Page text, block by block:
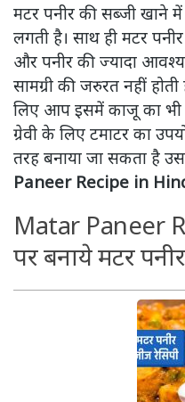
मटर पनीर की सब्जी खाने
लगती है। साथ ही मटर
और पनीर की ज्यादा
सामग्री की जरुरत नहीं
लिए आप इसमें काजू का भी
ग्रेवी के लिए टमाटर का
तरह बनाया जा सकता है
Paneer Recipe in
Matar Paneer
पर बनाये मटर